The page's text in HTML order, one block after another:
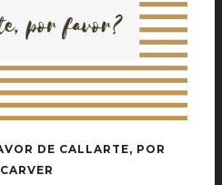
DE CALLARTE, POR